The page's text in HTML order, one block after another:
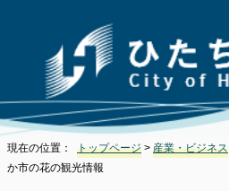
現在の位置： トップページ > 産業・ビジネス
か市の花の観光情報